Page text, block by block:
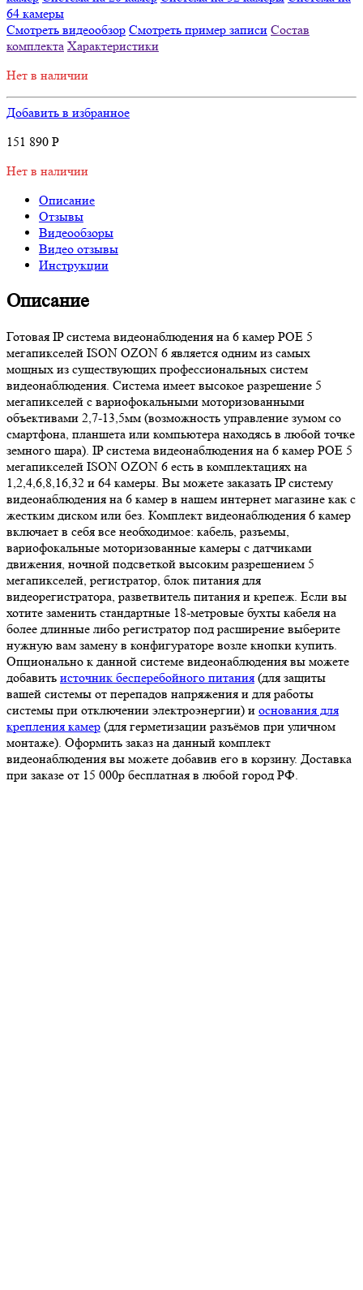
64 камеры
Смотреть видеообзор Смотреть пример записи Состав
комплекта Характеристики
Нет в наличии
Добавить в избранное
151 890 Р
Нет в наличии
Описание
Отзывы
Видеообзоры
Видео отзывы
Инструкции
Описание
Готовая IP система видеонаблюдения на 6 камер POE 5
мегапикселей ISON OZON 6 является одним из самых
мощных из существующих профессиональных систем
видеонаблюдения. Система имеет высокое разрешение 5
мегапикселей с вариофокальными моторизованными
объективами 2,7-13,5мм (возможность управление зумом со
смартфона, планшета или компьютера находясь в любой точке
земного шара). IP система видеонаблюдения на 6 камер POE 5
мегапикселей ISON OZON 6 есть в комплектациях на
1,2,4,6,8,16,32 и 64 камеры. Вы можете заказать IP систему
видеонаблюдения на 6 камер в нашем интернет магазине как с
жестким диском или без. Комплект видеонаблюдения 6 камер
включает в себя все необходимое: кабель, разъемы,
вариофокальные моторизованные камеры с датчиками
движения, ночной подсветкой высоким разрешением 5
мегапикселей, регистратор, блок питания для
видеорегистратора, разветвитель питания и крепеж. Если вы
хотите заменить стандартные 18-метровые бухты кабеля на
более длинные либо регистратор под расширение выберите
нужную вам замену в конфигураторе возле кнопки купить.
Опционально к данной системе видеонаблюдения вы можете
добавить источник бесперебойного питания (для защиты
вашей системы от перепадов напряжения и для работы
системы при отключении электроэнергии) и основания для
крепления камер (для герметизации разъёмов при уличном
монтаже). Оформить заказ на данный комплект
видеонаблюдения вы можете добавив его в корзину. Доставка
при заказе от 15 000р бесплатная в любой город РФ.